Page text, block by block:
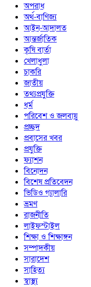
অপরাধ
অর্থ-বাণিজ্য
আইন-আদালত
আন্তর্জাতিক
কৃষি বার্তা
খেলাধুলা
চাকরি
জাতীয়
তথ্যপ্রযুক্তি
ধর্ম
পরিবেশ ও জলবায়ু
প্রচ্ছদ
প্রবাসের খবর
প্রযুক্তি
ফ্যাশন
বিনোদন
বিশেষ প্রতিবেদন
ভিডিও গ্যালারি
ভ্রমণ
রাজনীতি
লাইফস্টাইল
শিক্ষা ও শিক্ষাঙ্গন
সম্পাদকীয়
সারাদেশ
সাহিত্য
স্বাস্থ্য